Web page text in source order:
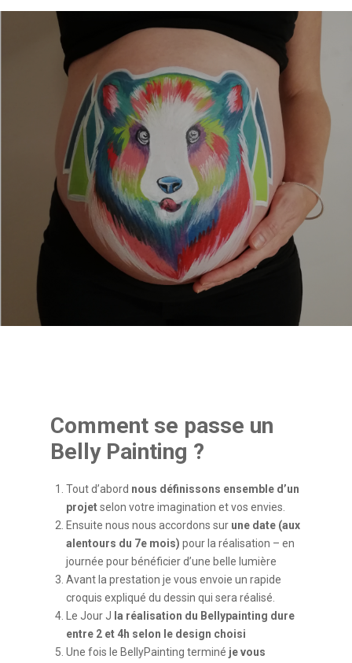
Comment se passe un
Belly Painting ?
Tout d’abord nous définissons ensemble d’un
projetselon votre imagination et vos envies.
Ensuite nous nous accordons sur une date (aux
alentours du 7e mois) pour la réalisation – en
journée pour bénéficier d’une belle lumière
Avant la prestation je vous envoie un rapide
croquis expliqué du dessin qui sera réalisé.
Le Jour J la réalisation du Bellypainting dure
entre 2 et 4h selon le design choisi
Une fois le BellyPainting terminé je vous